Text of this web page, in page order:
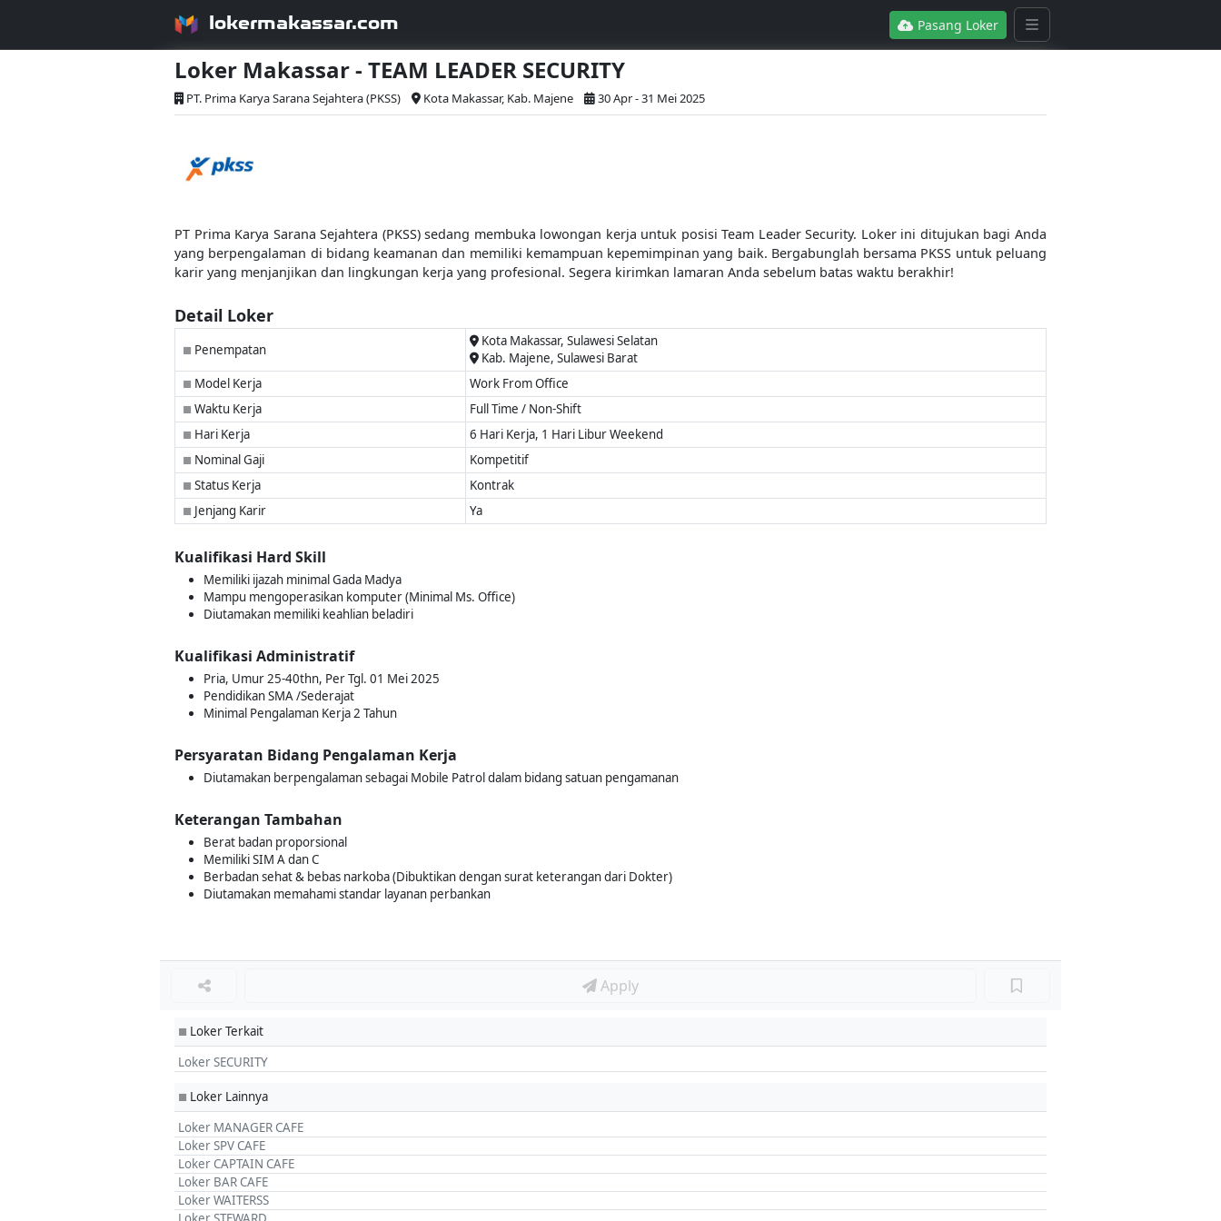
lokermakassar.com Pasang Loker
Loker Makassar - TEAM LEADER SECURITY
PT. Prima Karya Sarana Sejahtera (PKSS) Kota Makassar, Kab. Majene 30 Apr - 31 Mei 2025
PT Prima Karya Sarana Sejahtera (PKSS) sedang membuka lowongan kerja untuk posisi Team Leader Security. Loker ini ditujukan bagi Anda
yang berpengalaman di bidang keamanan dan memiliki kemampuan kepemimpinan yang baik. Bergabunglah bersama PKSS untuk peluang
karir yang menjanjikan dan lingkungan kerja yang profesional. Segera kirimkan lamaran Anda sebelum batas waktu berakhir!
Detail Loker
■ Penempatan
Kota Makassar, Sulawesi Selatan
Kab. Majene, Sulawesi Barat
■ Model Kerja Work From Office
■ Waktu Kerja Full Time / Non-Shift
■ Hari Kerja 6 Hari Kerja, 1 Hari Libur Weekend
■ Nominal Gaji Kompetitif
■ Status Kerja Kontrak
■ Jenjang Karir Ya
Kualifikasi Hard Skill
Memiliki ijazah minimal Gada Madya
Mampu mengoperasikan komputer (Minimal Ms. Office)
Diutamakan memiliki keahlian beladiri
Kualifikasi Administratif
Pria, Umur 25-40thn, Per Tgl. 01 Mei 2025
Pendidikan SMA /Sederajat
Minimal Pengalaman Kerja 2 Tahun
Persyaratan Bidang Pengalaman Kerja
Diutamakan berpengalaman sebagai Mobile Patrol dalam bidang satuan pengamanan
Keterangan Tambahan
Berat badan proporsional
Memiliki SIM A dan C
Berbadan sehat & bebas narkoba (Dibuktikan dengan surat keterangan dari Dokter)
Diutamakan memahami standar layanan perbankan
Apply
■ Loker Terkait
Loker SECURITY
■ Loker Lainnya
Loker MANAGER CAFE
Loker SPV CAFE
Loker CAPTAIN CAFE
Loker BAR CAFE
Loker WAITERSS